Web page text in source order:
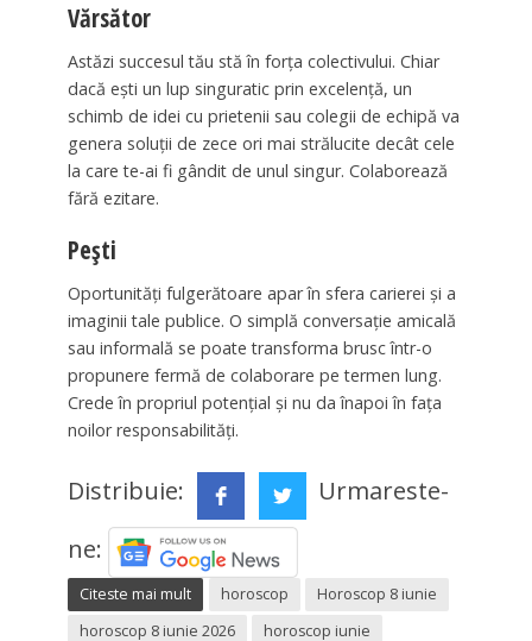
Vărsător
Astăzi succesul tău stă în forța colectivului. Chiar
dacă ești un lup singuratic prin excelență, un
schimb de idei cu prietenii sau colegii de echipă va
genera soluții de zece ori mai strălucite decât cele
la care te-ai fi gândit de unul singur. Colaborează
fără ezitare.
Pești
Oportunități fulgerătoare apar în sfera carierei și a
imaginii tale publice. O simplă conversație amicală
sau informală se poate transforma brusc într-o
propunere fermă de colaborare pe termen lung.
Crede în propriul potențial și nu da înapoi în fața
noilor responsabilități.
Distribuie:
Urmareste-
ne:
Citeste mai mult horoscop
Horoscop 8 iunie
horoscop 8 iunie 2026
horoscop iunie